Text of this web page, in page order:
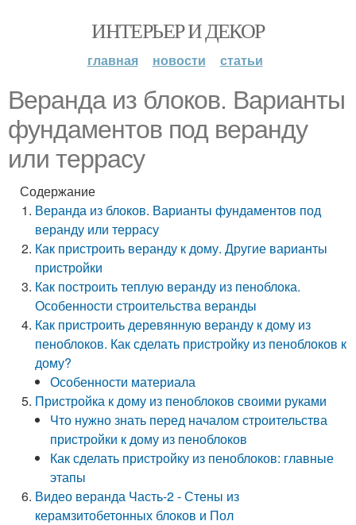
ИНТЕРЬЕР И ДЕКОР
главная новости статьи
Веранда из блоков. Варианты
фундаментов под веранду
или террасу
Содержание
Веранда из блоков. Варианты фундаментов под
веранду или террасу
Как пристроить веранду к дому. Другие варианты
пристройки
Как построить теплую веранду из пеноблока.
Особенности строительства веранды
Как пристроить деревянную веранду к дому из
пеноблоков. Как сделать пристройку из пеноблоков к
дому?
Особенности материала
Пристройка к дому из пеноблоков своими руками
Что нужно знать перед началом строительства
пристройки к дому из пеноблоков
Как сделать пристройку из пеноблоков: главные
этапы
Видео веранда Часть-2 - Стены из
керамзитобетонных блоков и Пол